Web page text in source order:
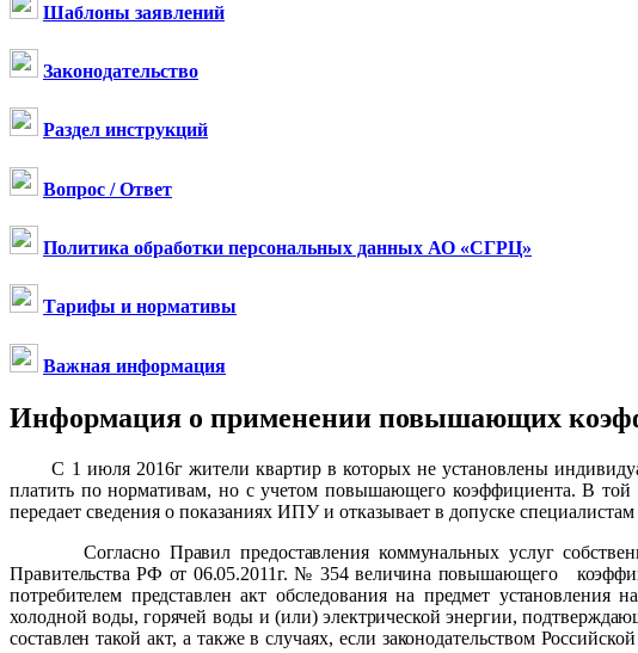
Шаблоны заявлений
Законодательство
Раздел инструкций
Вопрос / Ответ
Политика обработки персональных данных АО «СГРЦ»
Тарифы и нормативы
Важная информация
Информация о применении повышающих
С 1 июля 2016г жители квартир в которых не установлены
платить по нормативам, но с учетом повышающего коэффициента. В
передает сведения о показаниях ИПУ и отказывает в допуске
Согласно Правил предоставления коммунальных услуг
Правительства РФ от 06.05.2011г. № 354 величина повышающего
потребителем представлен акт обследования на предмет установления
холодной воды, горячей воды и (или) электрической энергии,
составлен такой акт, а также в случаях, если законодательством